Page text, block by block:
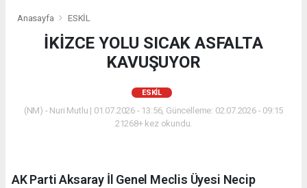
Anasayfa ESKİL
İKİZCE YOLU SICAK ASFALTA
KAVUŞUYOR
ESKİL
(NM) - Nuri Mutlu | 01.07.2026 - 13:56, Güncelleme: 02.07.2026 - 09:15
21268+ kez okundu.
AK Parti Aksaray İl Genel Meclis Üyesi Necip